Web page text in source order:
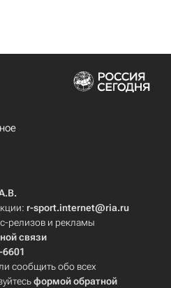
r-sport.internet@ria.ru
релизов и рекламы
связи
6601
сообщить обо всех
формой обратной